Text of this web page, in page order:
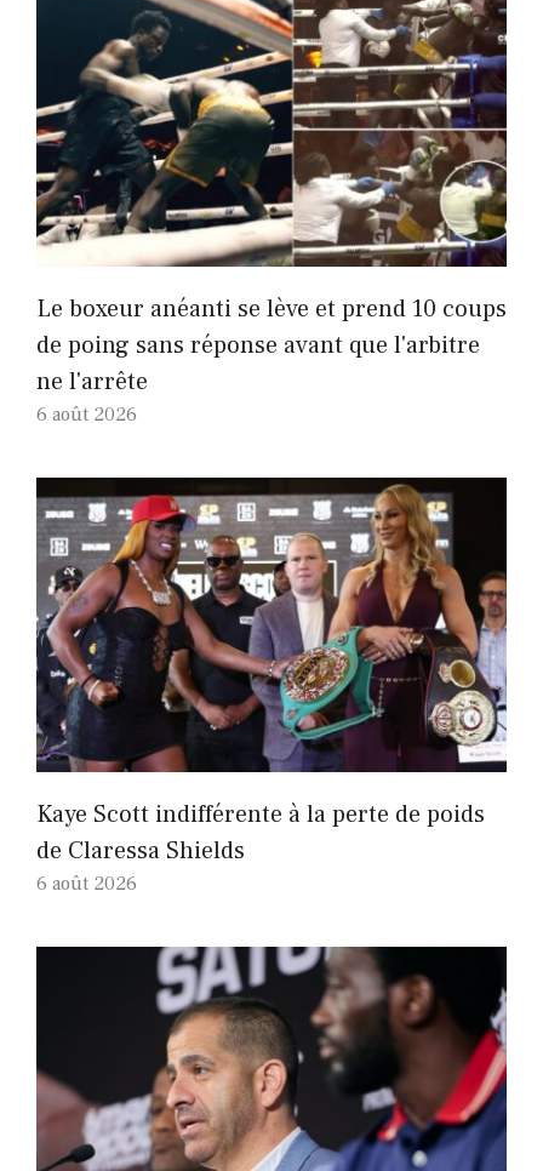
Le boxeur anéanti se lève et prend 10 coups
de poing sans réponse avant que l'arbitre
ne l'arrête
6 août 2026
Kaye Scott indifférente à la perte de poids
de Claressa Shields
6 août 2026